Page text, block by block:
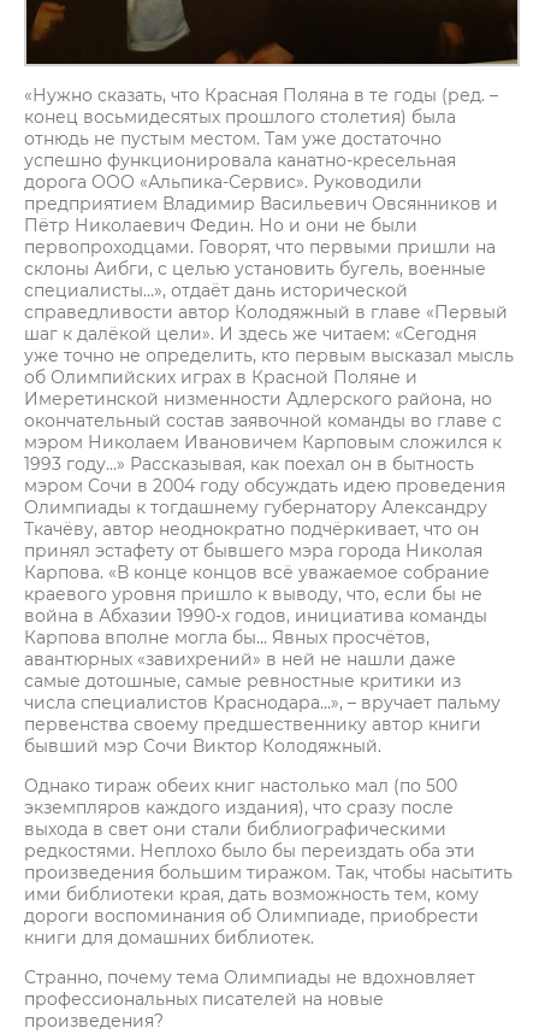
«Нужно сказать, что Красная Поляна в те годы (ред. –
конец восьмидесятых прошлого столетия) была
отнюдь не пустым местом. Там уже достаточно
успешно функционировала канатно-кресельная
дорога ООО «Альпика-Сервис». Руководили
предприятием Владимир Васильевич Овсянников и
Пётр Николаевич Федин. Но и они не были
первопроходцами. Говорят, что первыми пришли на
склоны Аибги, с целью установить бугель, военные
специалисты…», отдаёт дань исторической
справедливости автор Колодяжный в главе «Первый
шаг к далёкой цели». И здесь же читаем: «Сегодня
уже точно не определить, кто первым высказал мысль
об Олимпийских играх в Красной Поляне и
Имеретинской низменности Адлерского района, но
окончательный состав заявочной команды во главе с
мэром Николаем Ивановичем Карповым сложился к
1993 году…» Рассказывая, как поехал он в бытность
мэром Сочи в 2004 году обсуждать идею проведения
Олимпиады к тогдашнему губернатору Александру
Ткачёву, автор неоднократно подчёркивает, что он
принял эстафету от бывшего мэра города Николая
Карпова. «В конце концов всё уважаемое собрание
краевого уровня пришло к выводу, что, если бы не
война в Абхазии 1990-х годов, инициатива команды
Карпова вполне могла бы… Явных просчётов,
авантюрных «завихрений» в ней не нашли даже
самые дотошные, самые ревностные критики из
числа специалистов Краснодара…», – вручает пальму
первенства своему предшественнику автор книги
бывший мэр Сочи Виктор Колодяжный.
Однако тираж обеих книг настолько мал (по 500
экземпляров каждого издания), что сразу после
выхода в свет они стали библиографическими
редкостями. Неплохо было бы переиздать оба эти
произведения большим тиражом. Так, чтобы насытить
ими библиотеки края, дать возможность тем, кому
дороги воспоминания об Олимпиаде, приобрести
книги для домашних библиотек.
Странно, почему тема Олимпиады не вдохновляет
профессиональных писателей на новые
произведения?